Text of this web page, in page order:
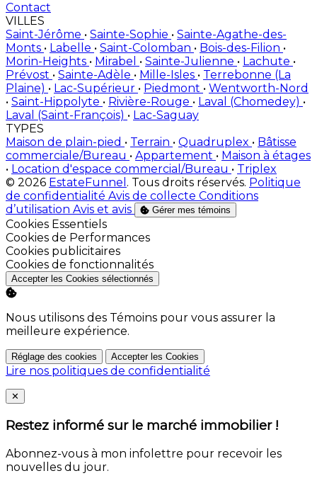
Contact
VILLES
Saint-Jérôme • Sainte-Sophie • Sainte-Agathe-des-
Monts • Labelle • Saint-Colomban • Bois-des-Filion •
Morin-Heights • Mirabel • Sainte-Julienne • Lachute •
Prévost • Sainte-Adèle • Mille-Isles • Terrebonne (La
Plaine) • Lac-Supérieur • Piedmont • Wentworth-Nord
• Saint-Hippolyte • Rivière-Rouge • Laval (Chomedey) •
Laval (Saint-François) • Lac-Saguay
TYPES
Maison de plain-pied • Terrain • Quadruplex • Bâtisse
commerciale/Bureau • Appartement • Maison à étages
• Location d'espace commercial/Bureau • Triplex
© 2026 EstateFunnel . Tous droits réservés. Politique
de confidentialité Avis de collecte Conditions
d’utilisation Avis et avis Gérer mes témoins
Activer
Cookies Essentiels
Activer
Cookies de Performances
Activer
Cookies publicitaires
Activer
Cookies de fonctionnalités
Accepter les Cookies sélectionnés
Nous utilisons des Témoins pour vous assurer la
meilleure expérience.
Réglage des cookies Accepter les Cookies
Lire nos politiques de confidentialité
Close
✕
Restez informé sur le marché immobilier !
Abonnez-vous à mon infolettre pour recevoir les
nouvelles du jour.